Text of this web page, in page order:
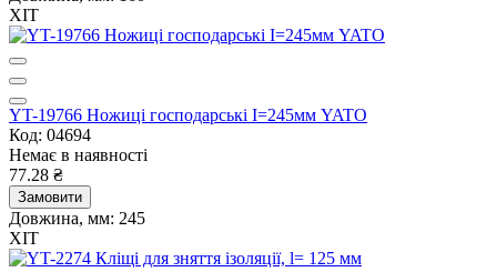
ХІТ
YT-19766 Ножиці господарські І=245мм YATO
Код: 04694
Немає в наявності
77.28 ₴
Замовити
Довжина, мм: 245
ХІТ